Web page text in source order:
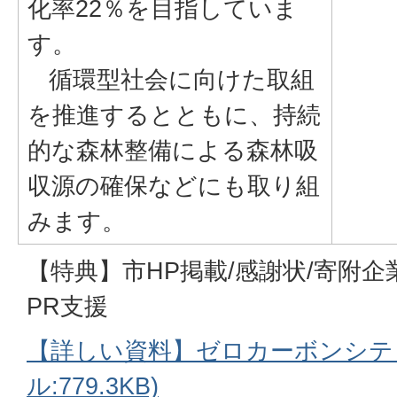
化率22％を目指していま
す。
循環型社会に向けた取組
を推進するとともに、持続
的な森林整備による森林吸
収源の確保などにも取り組
みます。
【特典】市HP掲載/感謝状/寄附
PR支援
【詳しい資料】ゼロカーボンシ
ル:779.3KB)